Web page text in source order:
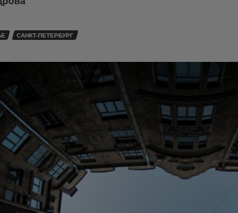
САНКТ-ПЕТЕРБУРГ